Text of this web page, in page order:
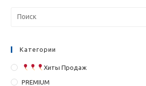
Категории
Хиты Продаж
PREMIUM